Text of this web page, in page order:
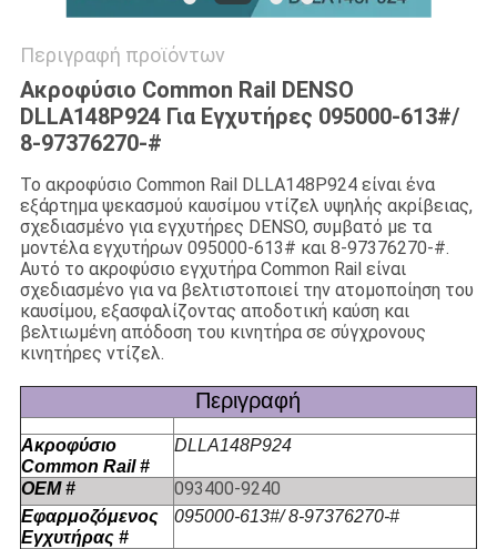
Περιγραφή προϊόντων
Ακροφύσιο Common Rail DENSO
DLLA148P924 Για Εγχυτήρες 095000-613#/
8-97376270-#
Το ακροφύσιο Common Rail DLLA148P924 είναι ένα
εξάρτημα ψεκασμού καυσίμου ντίζελ υψηλής ακρίβειας,
σχεδιασμένο για εγχυτήρες DENSO, συμβατό με τα
μοντέλα εγχυτήρων 095000-613# και 8-97376270-#.
Αυτό το ακροφύσιο εγχυτήρα Common Rail είναι
σχεδιασμένο για να βελτιστοποιεί την ατομοποίηση του
καυσίμου, εξασφαλίζοντας αποδοτική καύση και
βελτιωμένη απόδοση του κινητήρα σε σύγχρονους
κινητήρες ντίζελ.
Περιγραφή
Ακροφύσιο
Common Rail #
DLLA148P924
OEM # 093400-9240
Εφαρμοζόμενος
Εγχυτήρας #
095000-613#/ 8-97376270-#